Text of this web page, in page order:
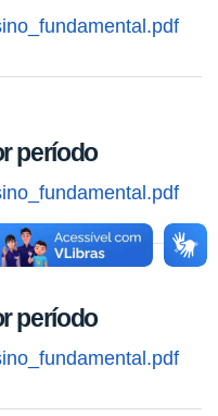
período
período